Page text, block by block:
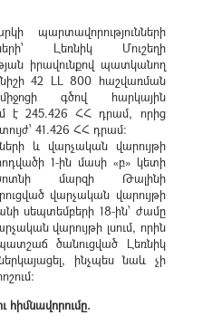
պարտավորությունների
Լեռնիկ Մուշեղի
իրավունքով պատկանող
42 LL 800 հաշվառման
գծով հարկային
է 245.426 ՀՀ դրամ, որից
41.426 ՀՀ դրամ:
և վարչական վարույթի
1-ին մասի «բ» կետի
մարզի Թալինի
վարչական վարույթի
սեպտեմբերի 18-ին՝ ժամը
վարույթի լսում, որին
ծանուցված Լեռնիկ
ինչպես նաև չի
հիմնավորումը.